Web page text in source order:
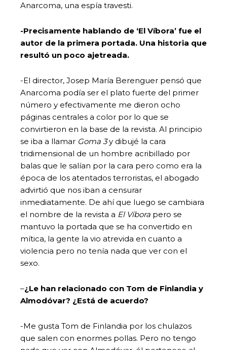
Anarcoma, una espía travesti.
-Precisamente hablando de ‘El Víbora’ fue el
autor de la primera portada. Una historia que
resultó un poco ajetreada.
-El director, Josep María Berenguer pensó que
Anarcoma podía ser el plato fuerte del primer
número y efectivamente me dieron ocho
páginas centrales a color por lo que se
convirtieron en la base de la revista. Al principio
se iba a llamar Goma 3y dibujé la cara
tridimensional de un hombre acribillado por
balas que le salían por la cara pero como era la
época de los atentados terroristas, el abogado
advirtió que nos iban a censurar
inmediatamente. De ahí que luego se cambiara
el nombre de la revista a El Víbora pero se
mantuvo la portada que se ha convertido en
mítica, la gente la vio atrevida en cuanto a
violencia pero no tenía nada que ver con el
sexo.
–¿Le han relacionado con Tom de Finlandia y
Almodóvar? ¿Está de acuerdo?
-Me gusta Tom de Finlandia por los chulazos
que salen con enormes pollas. Pero no tengo